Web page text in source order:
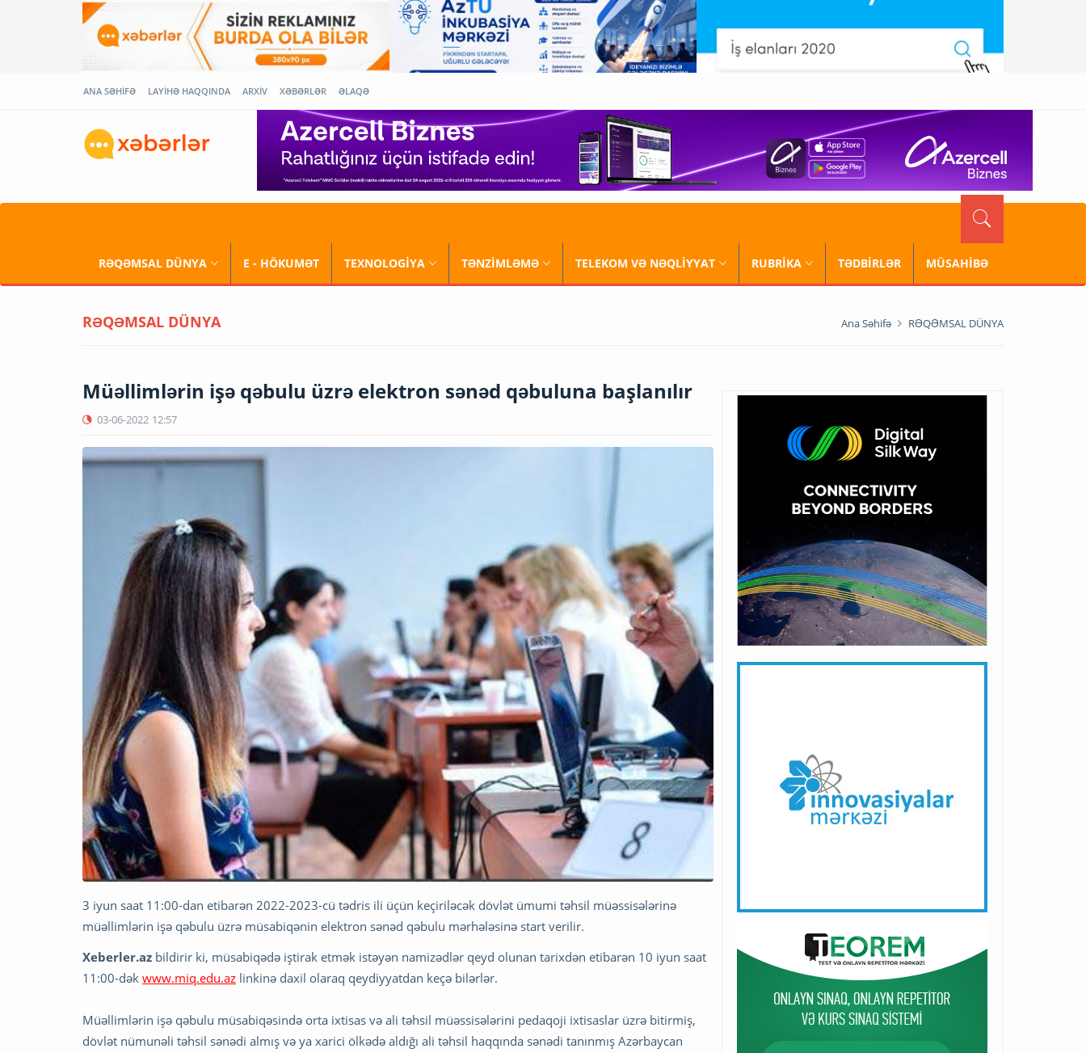
ANA SƏHİFƏ LAYİHƏ HAQQINDA ARXİV XƏBƏRLƏR ƏLAQƏ
RƏQƏMSAL DÜNYA E - HÖKUMƏT TEXNOLOGİYA TƏNZİMLƏMƏ TELEKOM VƏ NƏQLİYYAT RUBRİKA TƏDBİRLƏR MÜSAHİBƏ
RƏQƏMSAL DÜNYA Ana Səhifə RƏQƏMSAL DÜNYA
Müəllimlərin işə qəbulu üzrə elektron sənəd qəbuluna başlanılır
03-06-2022 12:57
3 iyun saat 11:00-dan etibarən 2022-2023-cü tədris ili üçün keçiriləcək dövlət ümumi təhsil müəssisələrinə
müəllimlərin işə qəbulu üzrə müsabiqənin elektron sənəd qəbulu mərhələsinə start verilir.
Xeberler.az bildirir ki, müsabiqədə iştirak etmək istəyən namizədlər qeyd olunan tarixdən etibarən 10 iyun saat
11:00-dək www.miq.edu.az linkinə daxil olaraq qeydiyyatdan keçə bilərlər.
Müəllimlərin işə qəbulu müsabiqəsində orta ixtisas və ali təhsil müəssisələrini pedaqoji ixtisaslar üzrə bitirmiş,
dövlət nümunəli təhsil sənədi almış və ya xarici ölkədə aldığı ali təhsil haqqında sənədi tanınmış Azərbaycan